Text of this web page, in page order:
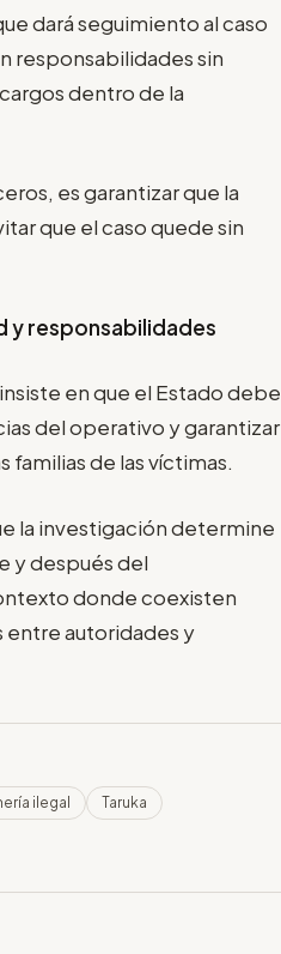
dará seguimiento al caso
responsabilidades sin
dentro de la
es garantizar que la
que el caso quede sin
y responsabilidades
insiste en que el Estado debe
del operativo y garantizar
familias de las víctimas.
la investigación determine
y después del
donde coexisten
autoridades y
ilegal
Taruka